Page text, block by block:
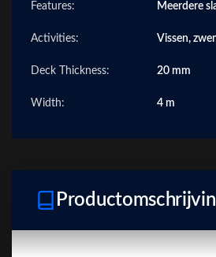
Features: Meerdere
Activities: Vissen,
Deck Thickness: 20 mm
Width: 4 m